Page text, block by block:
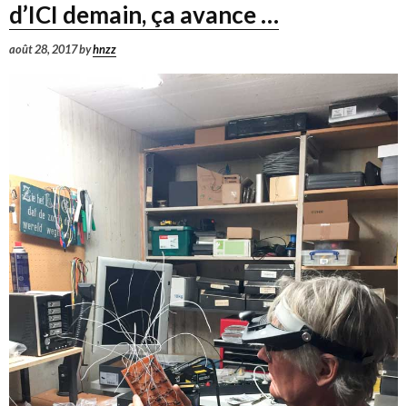
d’ICI demain, ça avance …
août 28, 2017byhnzz